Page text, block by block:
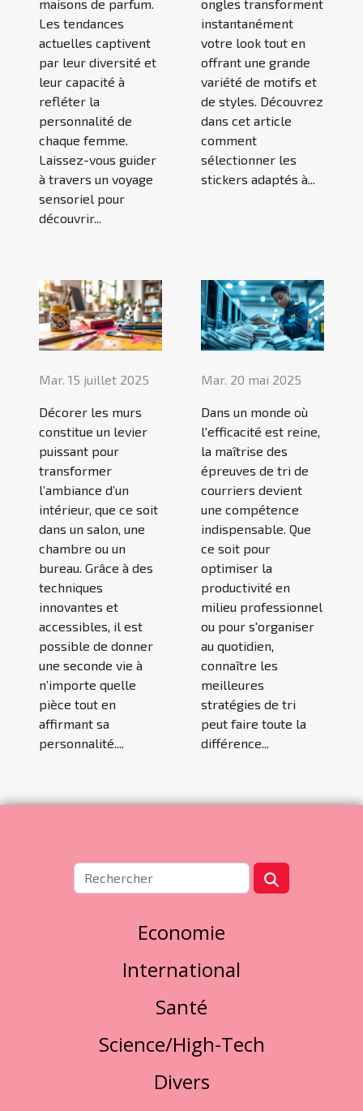
maisons de parfum.
Les tendances
actuelles captivent
par leur diversité et
leur capacité à
refléter la
personnalité de
chaque femme.
Laissez-vous guider
à travers un voyage
sensoriel pour
découvrir...
ongles transforment
instantanément
votre look tout en
offrant une grande
variété de motifs et
de styles. Découvrez
dans cet article
comment
sélectionner les
stickers adaptés à...
Mar. 15 juillet 2025
Décorer les murs
constitue un levier
puissant pour
transformer
l’ambiance d’un
intérieur, que ce soit
dans un salon, une
chambre ou un
bureau. Grâce à des
techniques
innovantes et
accessibles, il est
possible de donner
une seconde vie à
n’importe quelle
pièce tout en
affirmant sa
personnalité....
Mar. 20 mai 2025
Dans un monde où
l'efficacité est reine,
la maîtrise des
épreuves de tri de
courriers devient
une compétence
indispensable. Que
ce soit pour
optimiser la
productivité en
milieu professionnel
ou pour s'organiser
au quotidien,
connaître les
meilleures
stratégies de tri
peut faire toute la
différence...
Economie
International
Santé
Science/High-Tech
Divers